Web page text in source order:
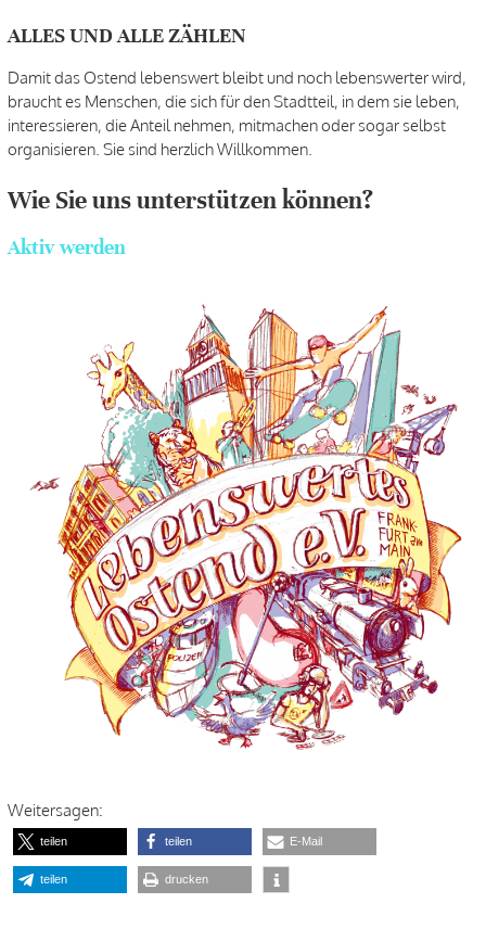
ALLES UND ALLE ZÄHLEN
Damit das Ostend lebenswert bleibt und noch lebenswerter wird,
braucht es Menschen, die sich für den Stadtteil, in dem sie leben,
interessieren, die Anteil nehmen, mitmachen oder sogar selbst
organisieren. Sie sind herzlich Willkommen.
Wie Sie uns unterstützen können?
Aktiv werden
Weitersagen:
teilen teilen E-Mail
teilen drucken